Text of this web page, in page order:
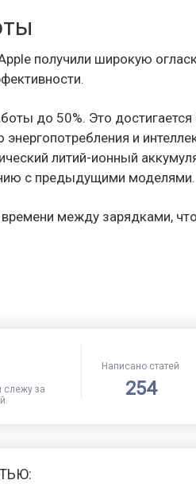
получили широкую
до 50%. Это достигается
и
литий-ионный
с предыдущими моделями.
между зарядками,
слежу за
Написано статей
254